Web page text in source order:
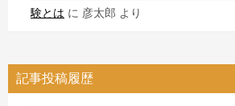
験とは に 彦太郎 より
記事投稿履歴